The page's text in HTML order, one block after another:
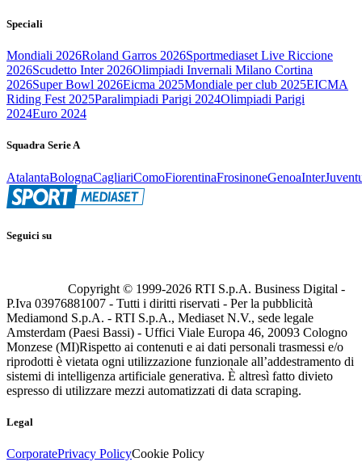
Speciali
Mondiali 2026Roland Garros 2026Sportmediaset Live Riccione
2026Scudetto Inter 2026Olimpiadi Invernali Milano Cortina
2026Super Bowl 2026Eicma 2025Mondiale per club 2025EICMA
Riding Fest 2025Paralimpiadi Parigi 2024Olimpiadi Parigi
2024Euro 2024
Squadra Serie A
AtalantaBolognaCagliariComoFiorentinaFrosinoneGenoaInter
Seguici su
Copyright © 1999-2026 RTI S.p.A. Business Digital -
P.Iva 03976881007 - Tutti i diritti riservati - Per la pubblicità
Mediamond S.p.A. - RTI S.p.A., Mediaset N.V., sede legale
Amsterdam (Paesi Bassi) - Uffici Viale Europa 46, 20093 Cologno
Monzese (MI)Rispetto ai contenuti e ai dati personali trasmessi e/o
riprodotti è vietata ogni utilizzazione funzionale all’addestramento di
sistemi di intelligenza artificiale generativa. È altresì fatto divieto
espresso di utilizzare mezzi automatizzati di data scraping.
Legal
CorporatePrivacy PolicyCookie Policy